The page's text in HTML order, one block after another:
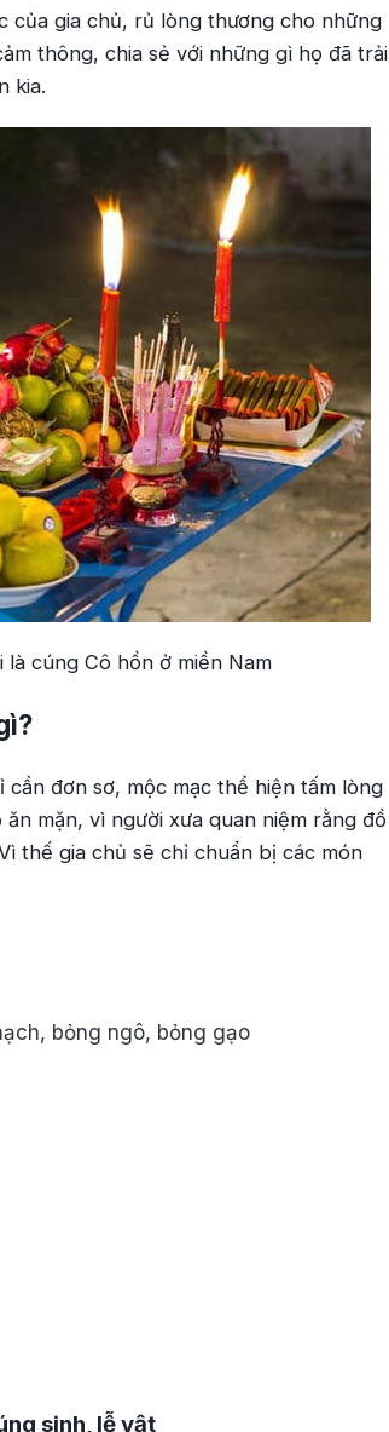
của gia chủ, rủ lòng thương cho những
thông, chia sẻ với những gì họ đã trải
kia.
cúng Cô hồn ở miền Nam
đơn sơ, mộc mạc thể hiện tấm lòng
mặn, vì người xưa quan niệm rằng đồ
thế gia chủ sẽ chỉ chuẩn bị các món
bỏng ngô, bỏng gạo
sinh, lễ vật